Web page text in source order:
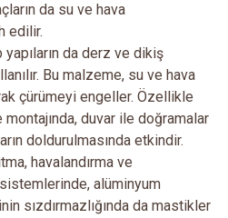
da su ve hava
edilir.
yapıların da derz ve dikiş
Bu malzeme, su ve hava
çürümeyi engeller. Özellikle
montajında, duvar ile doğramalar
doldurulmasında etkindir.
havalandırma ve
alüminyum
sızdırmazlığında da mastikler